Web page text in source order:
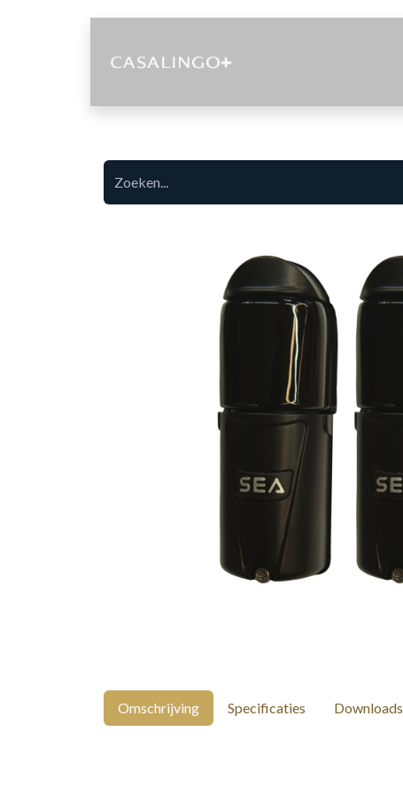
Omschrijving Specificaties Downloads